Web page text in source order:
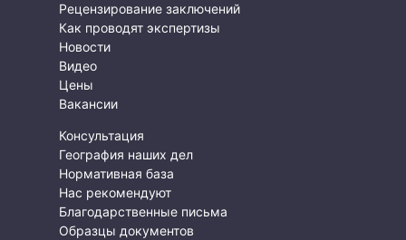
Рецензирование заключений
Как проводят экспертизы
Новости
Видео
Цены
Вакансии
Консультация
География наших дел
Нормативная база
Нас рекомендуют
Благодарственные письма
Образцы документов